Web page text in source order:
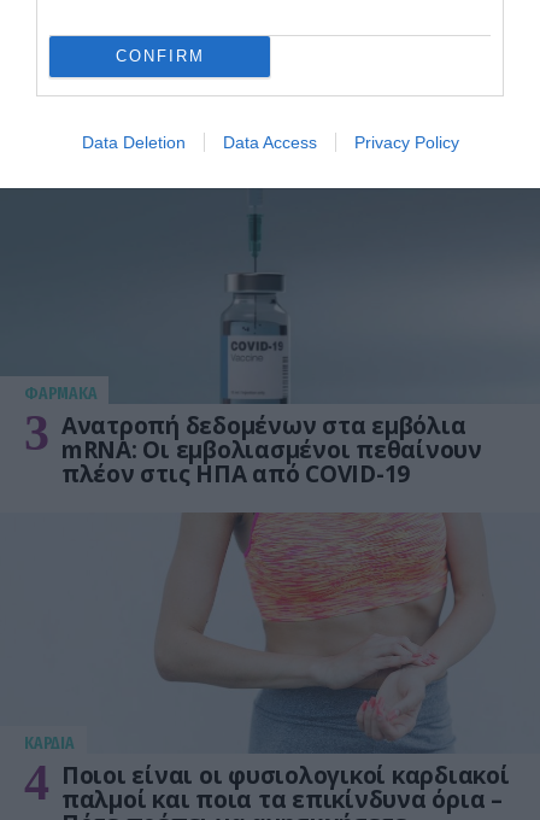
CONFIRM
Data Deletion Data Access Privacy Policy
ΥΓΕΙΑ
2 Το τρόφιμο που θωρακίζει «αθόρυβα»
τα οστά σε κάθε ηλικία… δεν είναι το
ΦΑΡΜΑΚΑ
3 Ανατροπή δεδομένων στα εμβόλια
mRNA: Οι εμβολιασμένοι πεθαίνουν
πλέον στις ΗΠΑ από COVID-19
KΑΡΔΙΑ
4 Ποιοι είναι οι φυσιολογικοί καρδιακοί
παλμοί και ποια τα επικίνδυνα όρια –